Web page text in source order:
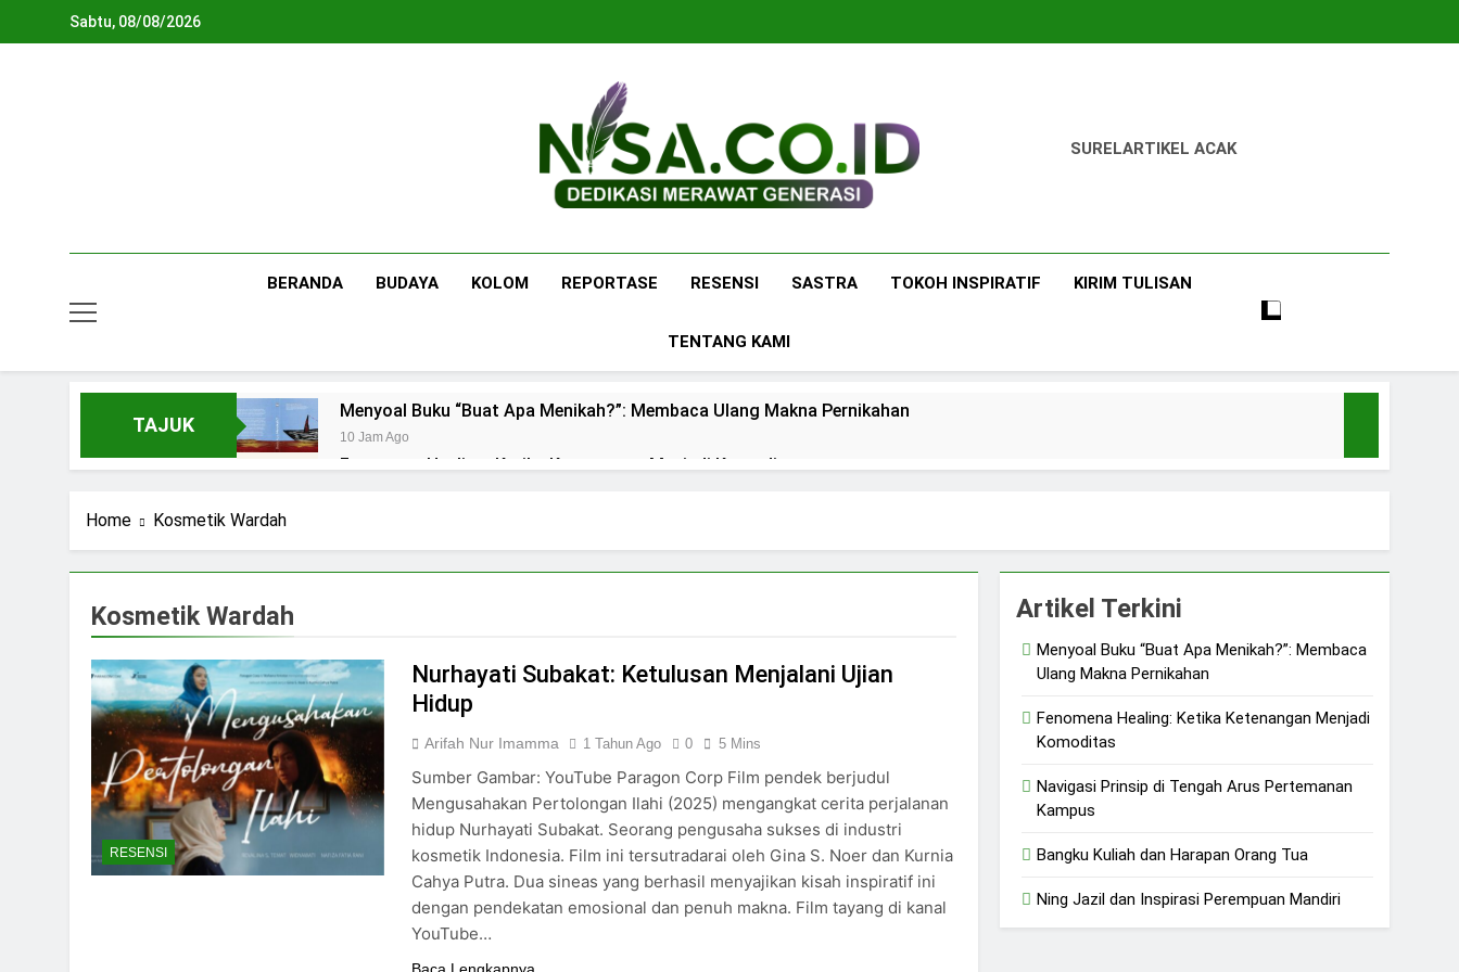
Sabtu, 08/08/2026
Nisa.co.id
SURELARTIKEL ACAK
BERANDA BUDAYA KOLOM REPORTASE RESENSI SASTRA TOKOH INSPIRATIF KIRIM TULISAN
TENTANG KAMI
TAJUK
Menyoal Buku “Buat Apa Menikah?”: Membaca Ulang Makna Pernikahan
10 Jam Ago
Fenomena Healing: Ketika Ketenangan Menjadi Komoditas
Ning Jazil dan Inspirasi Perempuan Mandiri Pujian, Tuntutan, dan Ketangguhan Perempuan
Home Kosmetik Wardah
Kosmetik Wardah
RESENSI
Nurhayati Subakat: Ketulusan Menjalani Ujian
Hidup
Arifah Nur Imamma 1 Tahun Ago 0 5 Mins
Sumber Gambar: YouTube Paragon Corp Film pendek berjudul
Mengusahakan Pertolongan Ilahi (2025) mengangkat cerita perjalanan
hidup Nurhayati Subakat. Seorang pengusaha sukses di industri
kosmetik Indonesia. Film ini tersutradarai oleh Gina S. Noer dan Kurnia
Cahya Putra. Dua sineas yang berhasil menyajikan kisah inspiratif ini
dengan pendekatan emosional dan penuh makna. Film tayang di kanal
YouTube…
Baca Lengkapnya
Artikel Terkini
Menyoal Buku “Buat Apa Menikah?”: Membaca
Ulang Makna Pernikahan
Fenomena Healing: Ketika Ketenangan Menjadi
Komoditas
Navigasi Prinsip di Tengah Arus Pertemanan
Kampus
Bangku Kuliah dan Harapan Orang Tua
Ning Jazil dan Inspirasi Perempuan Mandiri